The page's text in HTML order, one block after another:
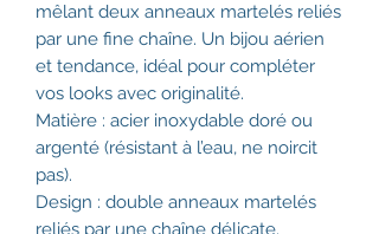
mêlant deux anneaux martelés reliés
par une fine chaîne. Un bijou aérien
et tendance, idéal pour compléter
vos looks avec originalité.
Matière : acier inoxydable doré ou
argenté (résistant à l’eau, ne noircit
pas).
Design : double anneaux martelés
reliés par une chaîne délicate.